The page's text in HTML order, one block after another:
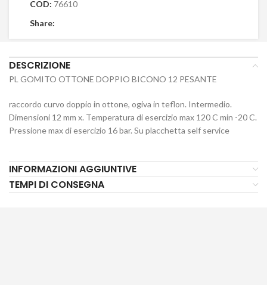
COD: 76610
Share:
DESCRIZIONE
PL GOMITO OTTONE DOPPIO BICONO 12 PESANTE
raccordo curvo doppio in ottone, ogiva in teflon. Intermedio.
Dimensioni 12 mm x. Temperatura di esercizio max 120 C min -20 C.
Pressione max di esercizio 16 bar. Su placchetta self service
INFORMAZIONI AGGIUNTIVE
TEMPI DI CONSEGNA